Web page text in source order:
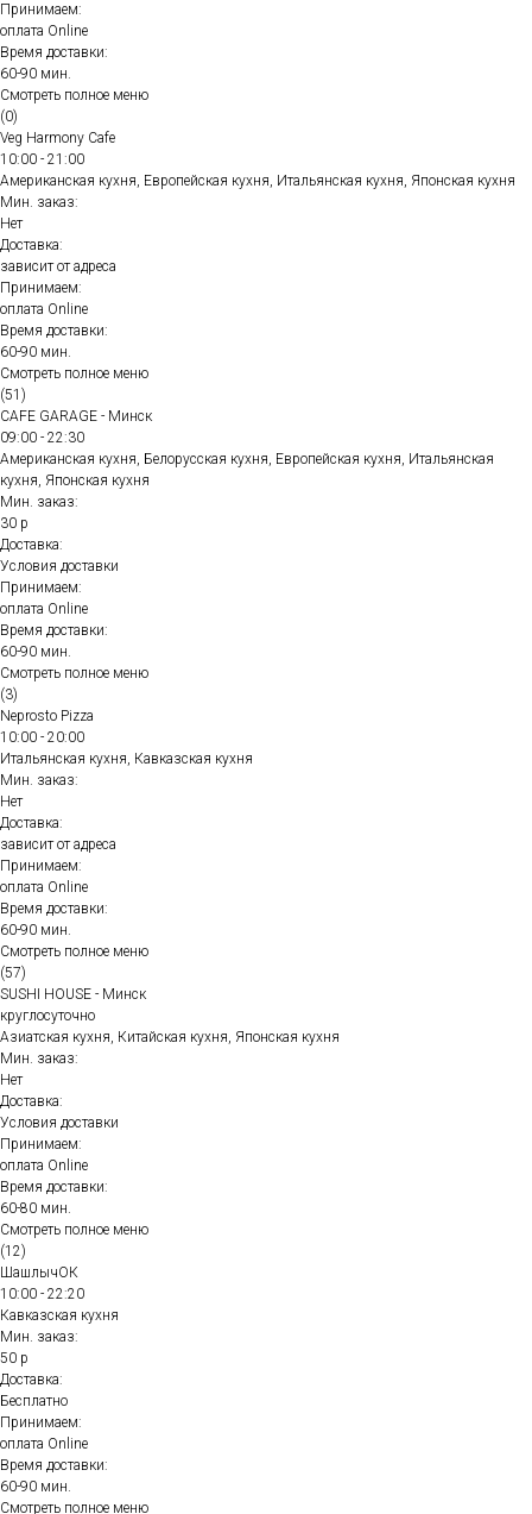
Принимаем:
оплата Online
Время доставки:
60-90 мин.
Смотреть полное меню
(0)
Veg Harmony Cafe
10:00 - 21:00
Американская кухня, Европейская кухня, Итальянская кухня, Японская кухня
Мин. заказ:
Нет
Доставка:
зависит от адреса
Принимаем:
оплата Online
Время доставки:
60-90 мин.
Смотреть полное меню
(51)
CAFE GARAGE - Минск
09:00 - 22:30
Американская кухня, Белорусская кухня, Европейская кухня, Итальянская
кухня, Японская кухня
Мин. заказ:
30 р
Доставка:
Условия доставки
Принимаем:
оплата Online
Время доставки:
60-90 мин.
Смотреть полное меню
(3)
Neprosto Pizza
10:00 - 20:00
Итальянская кухня, Кавказская кухня
Мин. заказ:
Нет
Доставка:
зависит от адреса
Принимаем:
оплата Online
Время доставки:
60-90 мин.
Смотреть полное меню
(57)
SUSHI HOUSE - Минск
круглосуточно
Азиатская кухня, Китайская кухня, Японская кухня
Мин. заказ:
Нет
Доставка:
Условия доставки
Принимаем:
оплата Online
Время доставки:
60-80 мин.
Смотреть полное меню
(12)
ШашлычОК
10:00 - 22:20
Кавказская кухня
Мин. заказ:
50 р
Доставка:
Бесплатно
Принимаем:
оплата Online
Время доставки:
60-90 мин.
Смотреть полное меню